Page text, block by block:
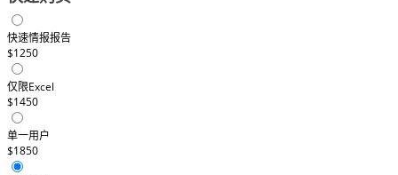
快速情报报告
$1250
仅限Excel
$1450
单一用户
$1850